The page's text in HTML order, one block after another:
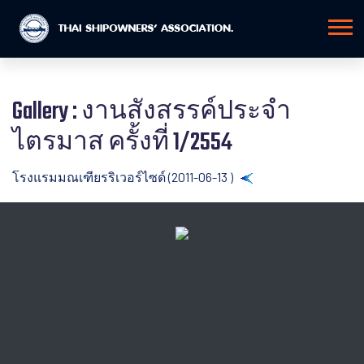
Gallery : งานสังสรรค์ประจำ
ไตรมาส ครั้งที่ 1/2554
โรงแรมมณเฑียรริเวอร์ไซด์ (2011-06-13 )